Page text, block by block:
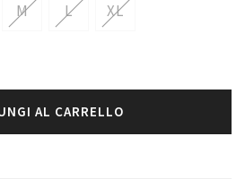
M L XL
AL CARRELLO